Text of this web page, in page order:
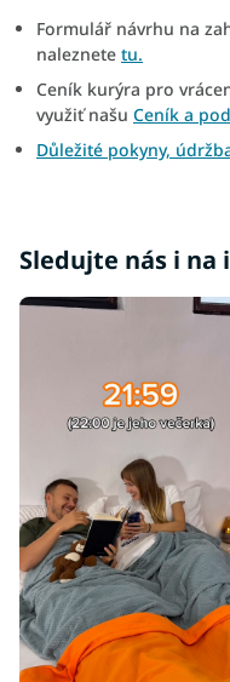
Formulář návrhu na
naleznete tu.
Ceník kurýra pro
využiť našu Ceník a
Důležité pokyny,
Sledujte nás i